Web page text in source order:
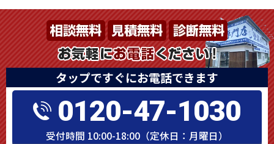
タップですぐにお電話できます
0120-47-1030
受付時間 10:00-18:00（定休日：月曜日）